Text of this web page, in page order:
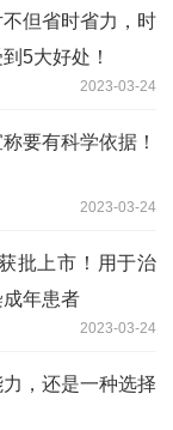
但省时省力，时
5大好处！
2023-03-24
要有科学依据！
2023-03-24
批上市！用于治
年患者
2023-03-24
，还是一种选择